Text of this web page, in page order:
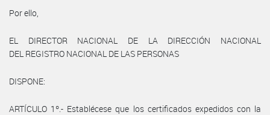
Por ello,
EL DIRECTOR NACIONAL DE LA DIRECCIÓN NACIONAL
DEL REGISTRO NACIONAL DE LAS PERSONAS
DISPONE:
ARTÍCULO 1º.- Establécese que los certificados expedidos con la